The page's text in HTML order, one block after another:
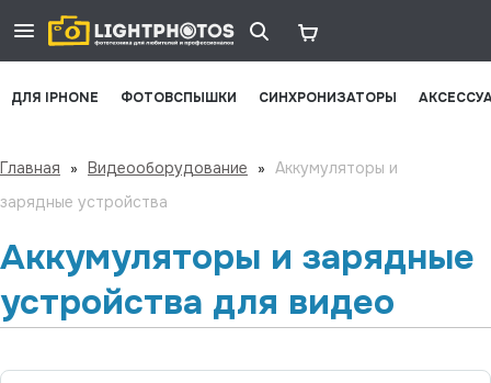
ДЛЯ IPHONE ФОТОВСПЫШКИ СИНХРОНИЗАТОРЫ
Главная » Видеооборудование » Аккумуляторы и
зарядные устройства
Аккумуляторы и зарядные
устройства для видео